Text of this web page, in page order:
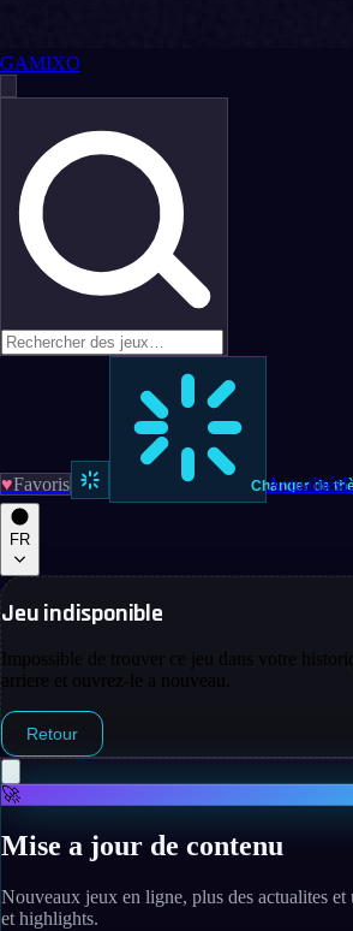
GAMIXO
♥Favoris Changer de
Actualités
FR
Jeu indisponible
Impossible de trouver ce jeu dans votre
arriere et ouvrez-le a nouveau.
Retour
🚀
Mise a jour de contenu
Nouveaux jeux en ligne, plus des actualites
et highlights.